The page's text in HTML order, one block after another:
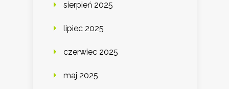
sierpień 2025
lipiec 2025
czerwiec 2025
maj 2025